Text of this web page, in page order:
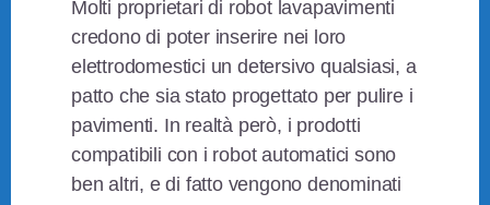
Molti proprietari di robot lavapavimenti
credono di poter inserire nei loro
elettrodomestici un detersivo qualsiasi, a
patto che sia stato progettato per pulire i
pavimenti. In realtà però, i prodotti
compatibili con i robot automatici sono
ben altri, e di fatto vengono denominati